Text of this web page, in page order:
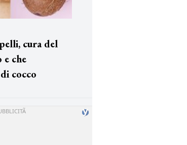
cura del
e che
cocco